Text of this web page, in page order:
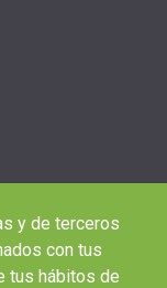
sin coste y recibir el
y de terceros
con tus
tus hábitos de